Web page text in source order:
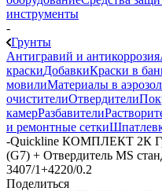
инструменты
-
Грунты
Антигравий и антикоррозия
краскиДобавкиКраски в
мовилиМатериалы в
очистителиОтвердители
камерРазбавители
и ремонтные сетки
-Quickline КОМПЛЕКТ 2К
(G7) + Отвердитель MS
3407/1+4220/0.2
Поделиться